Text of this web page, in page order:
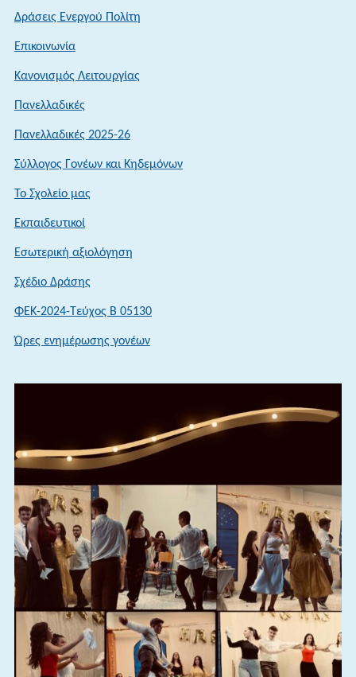
2026
Δράσεις Ενεργού Πολίτη
Επικοινωνία
Κανονισμός Λειτουργίας
Πανελλαδικές
Πανελλαδικές 2025-26
Σύλλογος Γονέων και Κηδεμόνων
Το Σχολείο μας
Εκπαιδευτικοί
Εσωτερική αξιολόγηση
Σχέδιο Δράσης
ΦΕΚ-2024-Τεύχος Β 05130
Ώρες ενημέρωσης γονέων